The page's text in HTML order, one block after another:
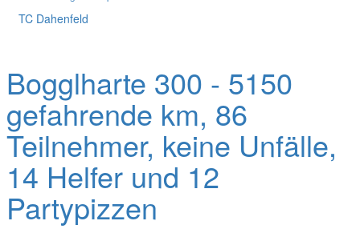
TC Dahenfeld
Bogglharte 300 - 5150
gefahrende km, 86
Teilnehmer, keine Unfälle,
14 Helfer und 12
Partypizzen